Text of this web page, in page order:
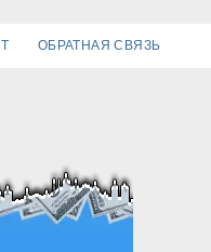
ОБРАТНАЯ СВЯЗЬ